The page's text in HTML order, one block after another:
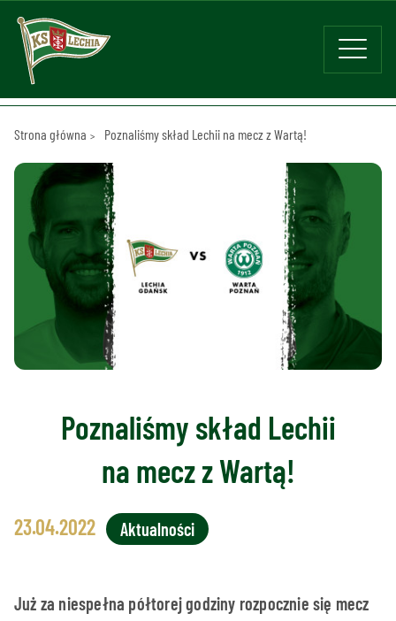
Strona główna Poznaliśmy skład Lechii na mecz z Wartą!
Poznaliśmy skład Lechii
na mecz z Wartą!
23.04.2022 Aktualności
Już za niespełna półtorej godziny rozpocznie się mecz